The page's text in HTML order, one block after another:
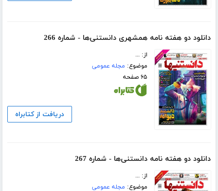
دانلود دو هفته نامه همشهری دانستنی‌ها - شماره 266
از: ...
موضوع: مجله عمومی
۶۵ صفحه
دریافت از کتابراه
دانلود دو هفته نامه دانستنی‌ها - شماره 267
از: ...
موضوع: مجله عمومی